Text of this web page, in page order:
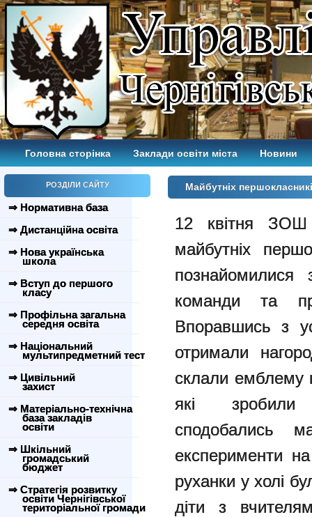
Головна сторінка Заклади освіти міста Новини
РОЗДІЛИ САЙТУ
⇒ Нормативна база
⇒ Дистанційна освіта
⇒ Нова українська
школа
⇒ Вступ до першого
класу
⇒ Профільна загальна
середня освіта
⇒ Національний
мультипредметний тест
⇒ Цивільний
захист
⇒ Матеріально-технічна
база закладів
освіти
⇒ Шкільний
громадський
бюджет
⇒ Стратегія розвитку
освіти Чернігівської
територіальної громади
Майбутніх
12 квітня ЗОШ
майбутніх
познайомилися
команди та
Впоравшись з
отримали
склали емблему
які зробили
сподобались
експерименти
руханки у холі
діти з